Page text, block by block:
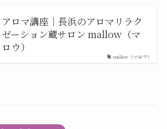
mallow（マロウ）
アロマ講座｜長浜のアロマリラク
ゼーション蔵サロン mallow（マ
ロウ）